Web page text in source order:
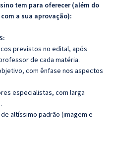
tem para oferecer (além do
a sua aprovação):
previstos no edital, após
de cada matéria.
com ênfase nos aspectos
especialistas, com larga
altíssimo padrão (imagem e